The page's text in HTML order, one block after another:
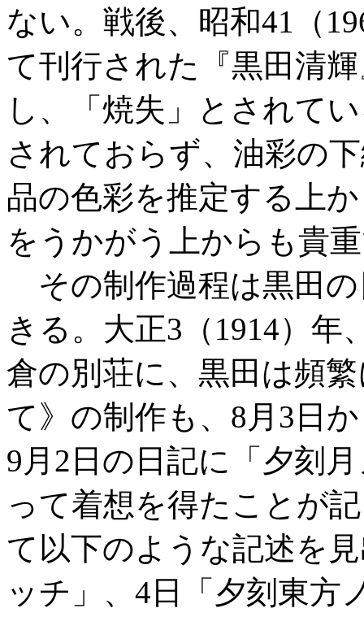
ない。戦後、昭和41（
て刊行された『黒田清
し、「焼失」とされて
されておらず、油彩の
品の色彩を推定する上
をうかがう上からも貴
その制作過程は黒田
きる。大正3（1914）
倉の別荘に、黒田は頻
て》の制作も、8月3日
9月2日の日記に「夕刻
って着想を得たことが
て以下のような記述を
ッチ」、4日「夕刻東方